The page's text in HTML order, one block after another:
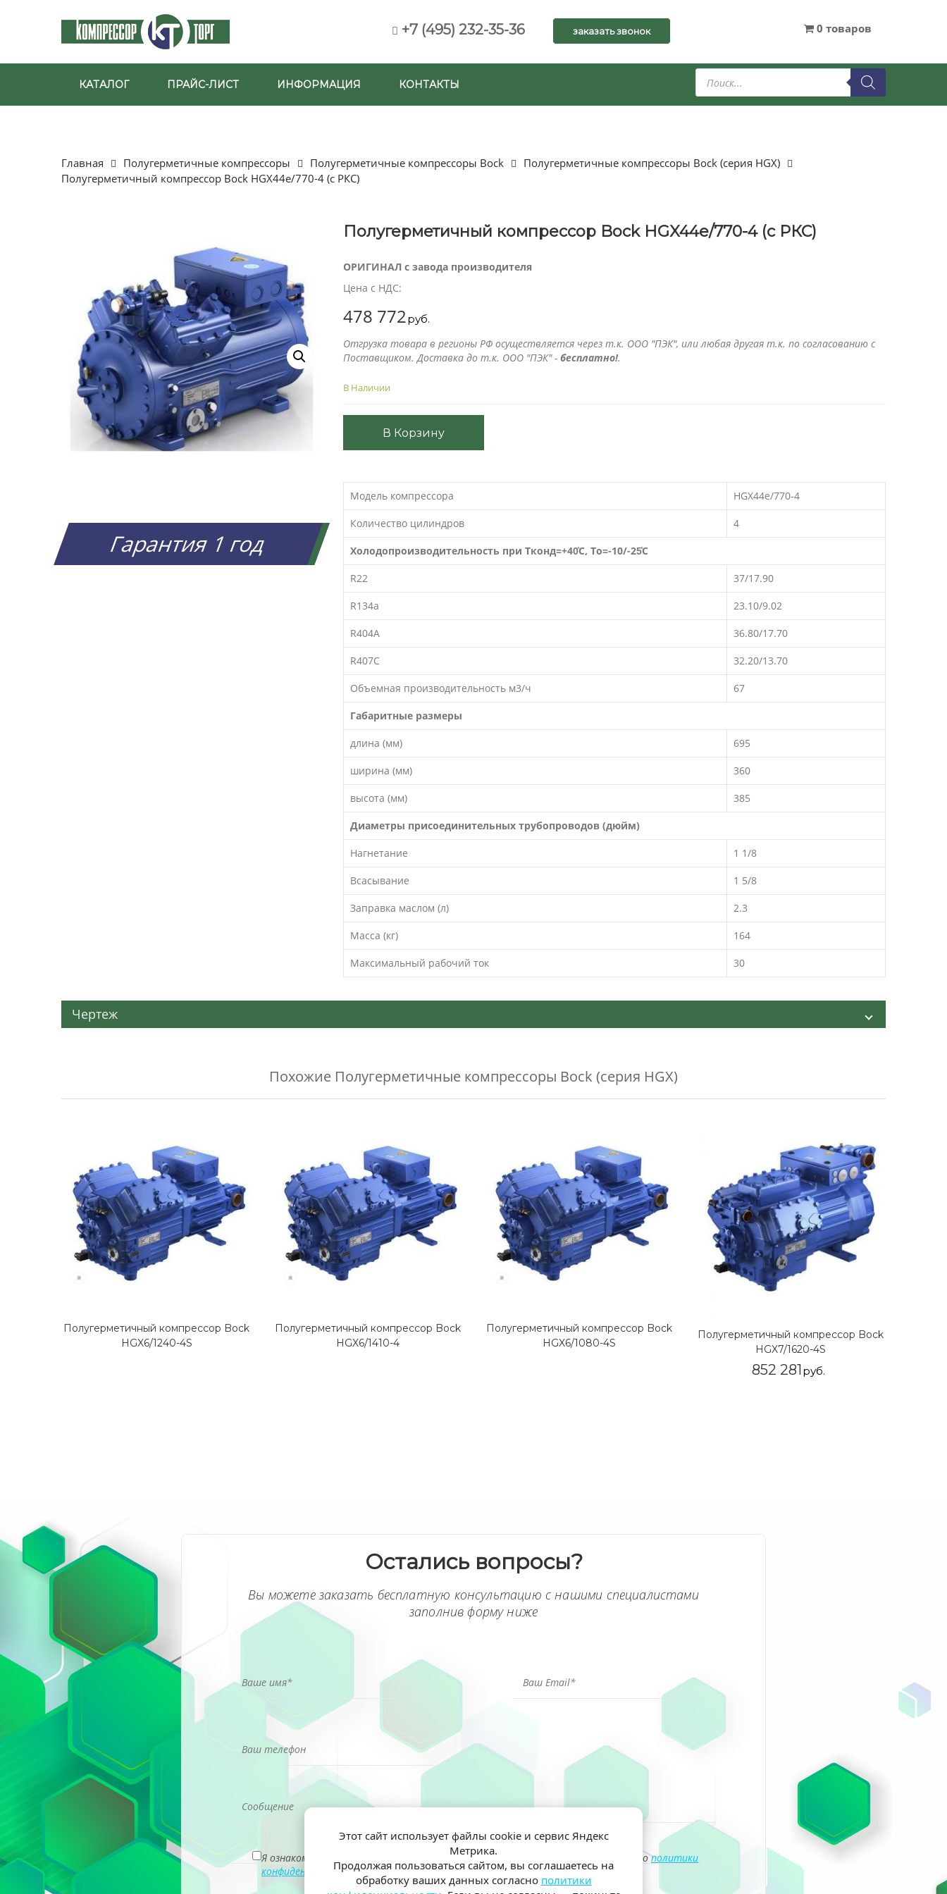
+7 (495) 232-35-36 заказать звонок 0 товаров
КАТАЛОГ ПРАЙС-ЛИСТ ИНФОРМАЦИЯ КОНТАКТЫ
Поиск
товаров
Главная Полугерметичные компрессоры Полугерметичные компрессоры Bock
Полугерметичные компрессоры Bock (серия HGX)
Полугерметичный компрессор Bock HGX44e/770-4 (с РКС)
Гарантия 1 год
Полугерметичный компрессор Bock HGX44e/770-4 (с РКС)
ОРИГИНАЛ с завода производителя
Цена с НДС:
478 772руб.
Отгрузка товара в регионы РФ осуществляется через т.к. ООО "ПЭК", или любая другая т.к. по согласованию с
Поставщиком. Доставка до т.к. ООО "ПЭК" - бесплатно!.
В Наличии
В Корзину
Модель компрессора HGX44e/770-4
Количество цилиндров 4
Холодопроизводительность при Тконд=+40̊C, То=-10/-25̊C
R22 37/17.90
R134a 23.10/9.02
R404A 36.80/17.70
R407C 32.20/13.70
Объемная производительность м3/ч 67
Габаритные размеры
длина (мм) 695
ширина (мм) 360
высота (мм) 385
Диаметры присоединительных трубопроводов (дюйм)
Нагнетание 1 1/8
Всасывание 1 5/8
Заправка маслом (л) 2.3
Масса (кг) 164
Максимальный рабочий ток 30
Чертеж
Похожие Полугерметичные компрессоры Bock (серия HGX)
Полугерметичный компрессор Bock
HGX6/1240-4S
Полугерметичный компрессор Bock
HGX6/1410-4
Полугерметичный компрессор Bock
HGX6/1080-4S
Полугерметичный компрессор Bock
HGX7/1620-4S
852 281руб.
Остались вопросы?
Вы можете заказать бесплатную консультацию с нашими специалистами
заполнив форму ниже
Я ознакомлен(а) и согласен(на) на обработку моих персональных данных согласнополитики
конфиденциальности
Этот сайт использует файлы cookie и сервис Яндекс
Метрика.
Продолжая пользоваться сайтом, вы соглашаетесь на
обработку ваших данных согласно политики